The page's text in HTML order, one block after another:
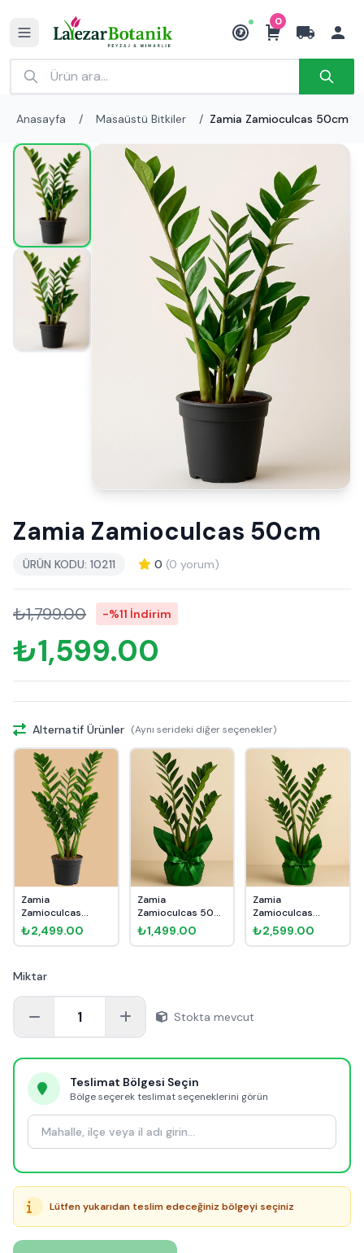
₺
0
Anasayfa / Masaüstü Bitkiler / Zamia Zamioculcas 50cm
Zamia Zamioculcas 50cm
ÜRÜN KODU: 10211 0 (0 yorum)
₺1,799.00 -%11 İndirim
₺1,599.00
Alternatif Ürünler (Aynı serideki diğer seçenekler)
Zamia
Zamioculcas
90cm
₺2,499.00
Zamia
Zamioculcas 50
cm Hediye Paketli
₺1,499.00
Zamia
Zamioculcas
90cm Hediye
Paketli
₺2,599.00
Miktar
1 Stokta mevcut
Teslimat Bölgesi Seçin
Bölge seçerek teslimat seçeneklerini görün
Lütfen yukarıdan teslim edeceğiniz bölgeyi seçiniz